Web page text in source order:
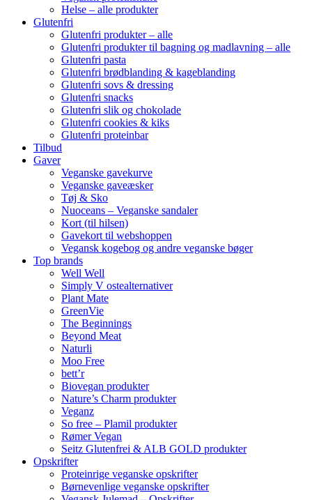
Helse – alle produkter
Glutenfri
Glutenfri produkter – alle
Glutenfri produkter til bagning og madlavning – alle
Glutenfri pasta
Glutenfri brødblanding & kageblanding
Glutenfri sovs & dressing
Glutenfri snacks
Glutenfri slik og chokolade
Glutenfri cookies & kiks
Glutenfri proteinbar
Tilbud
Gaver
Veganske gavekurve
Veganske gaveæsker
Tøj & Sko
Nuoceans – Veganske sandaler
Kort (til hilsen)
Gavekort til webshoppen
Vegansk kogebog og andre veganske bøger
Top brands
Well Well
Simply V ostealternativer
Plant Mate
GreenVie
The Beginnings
Beyond Meat
Naturli
Moo Free
bett’r
Biovegan produkter
Nature’s Charm produkter
Veganz
So free – Plamil produkter
Rømer Vegan
Seitz Glutenfrei & ALB GOLD produkter
Opskrifter
Proteinrige veganske opskrifter
Børnevenlige veganske opskrifter